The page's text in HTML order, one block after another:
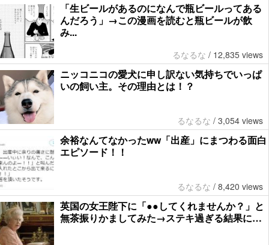
「生ビールがあるのになんで瓶ビールってある
んだろう」→この漫画を読むと瓶ビールが飲
み...
るなるな / 12,835 views
ニッコニコの愛犬に申し訳ない気持ちでいっぱ
いの飼い主。その理由とは！？
るなるな / 3,054 views
余裕なんてなかったww「出産」にまつわる面白
エピソード！！
るなるな / 8,420 views
英国の女王陛下に「●●してくれませんか？」と
無茶振りかましてみた→ステキ過ぎる結果に…